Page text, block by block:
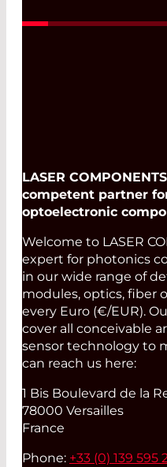
LASER
competent partner
optoelectronic
Welcome to LASER
expert for photonics
in our wide range of
modules, optics, fiber
every Euro (€/EUR).
cover all conceivable
sensor technology to
can reach us here:
1 Bis Boulevard de la
78000 Versailles
France
Phone: +33 (0) 139 595